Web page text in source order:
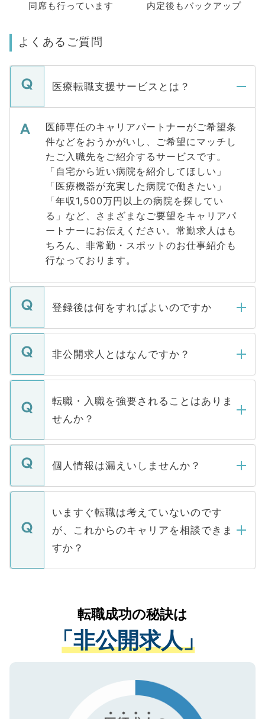
同席も行っています
内定後もバックアップ
よくあるご質問
医療転職支援サービスとは？
医師専任のキャリアパートナーがご希望条
件などをおうかがいし、ご希望にマッチし
たご入職先をご紹介するサービスです。
「自宅から近い病院を紹介してほしい」
「医療機器が充実した病院で働きたい」
「年収1,500万円以上の病院を探してい
る」など、さまざまなご要望をキャリアパ
ートナーにお伝えください。常勤求人はも
ちろん、非常勤・スポットのお仕事紹介も
行なっております。
登録後は何をすればよいのですか
ご登録いただきましたら、弊社担当者がご
登録内容を確認し、その後メールもしくは
ます。通常、5営業日以内にはご連絡をせて
いただきますので、しばらくお待ちくださ
非公開求人とはなんですか？
マイナビDOCTORで取り扱っている求人の
うち約3割は、Webサイトからご覧いただ
けない「非公開求人」です。非公開求人は
下記の理由によって、一般には公開してい
ません。
■応募殺到を避けるため 人気のある医療機
関を公にしてしまうと、応募が殺到する場
に、医療機関が求める条件に合った人材の
みを人材紹介会社に依頼するケースが増え
ています。
転職・入職を強要されることはありま
せんか？
転職・入職を強要することは一切ありませ
ん。また、仮に応募先から内定をいただい
定を承諾する必要はありません。内定先へ
の辞退の連絡はキャリアパートナーが行い
個人情報は漏えいしませんか？
個人情報が漏えいすることはありませんの
で、ご安心ください。当サイトからの登録
などで収集したご登録者様の個人情報は、
ご本人のキャリアアップおよび転職活動の
支援を目的に使用いたします。お預かりし
ているすべての個人データはご本人の許可
は、個人情報の取り扱いについての厳密な
管理基準を満たした事業者のみに付与され
る、プライバシーマークを取得済みです。
で、機密保持に関してもご安心ください。
いますぐ転職は考えていないのです
が、これからのキャリアを相談できま
すか？
かがいして、現在の医療機関の状況や紹介
経験をまじえながら、適切なアドバイスを
させていただきます。すぐにご転職をされ
ない方には、長期的なサポートが可能です
ので、まずはご登録ください。
転職成功の秘訣は
「非公開求人」